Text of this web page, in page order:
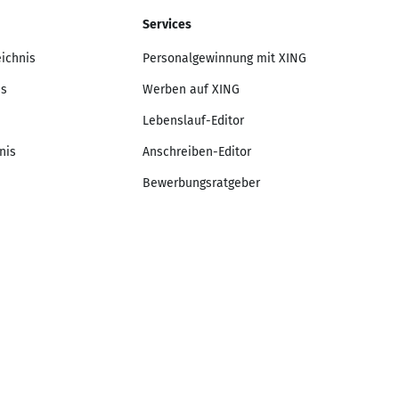
Services
Personalgewinnung mit XING
Werben auf XING
Lebenslauf-Editor
Anschreiben-Editor
Bewerbungsratgeber